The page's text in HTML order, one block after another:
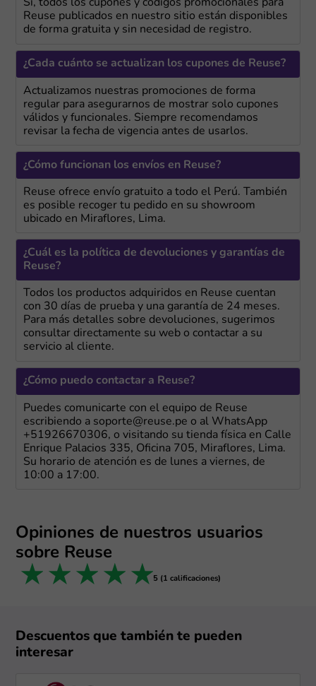
Sí, todos los cupones y códigos promocionales para
Reuse publicados en nuestro sitio están disponibles
de forma gratuita y sin necesidad de registro.
¿Cada cuánto se actualizan los cupones de Reuse?
Actualizamos nuestras promociones de forma
regular para asegurarnos de mostrar solo cupones
válidos y funcionales. Siempre recomendamos
revisar la fecha de vigencia antes de usarlos.
¿Cómo funcionan los envíos en Reuse?
Reuse ofrece envío gratuito a todo el Perú. También
es posible recoger tu pedido en su showroom
ubicado en Miraflores, Lima.
¿Cuál es la política de devoluciones y garantías de
Reuse?
Todos los productos adquiridos en Reuse cuentan
con 30 días de prueba y una garantía de 24 meses.
Para más detalles sobre devoluciones, sugerimos
consultar directamente su web o contactar a su
servicio al cliente.
¿Cómo puedo contactar a Reuse?
Puedes comunicarte con el equipo de Reuse
escribiendo a soporte@reuse.pe o al WhatsApp
+51926670306, o visitando su tienda física en Calle
Enrique Palacios 335, Oficina 705, Miraflores, Lima.
Su horario de atención es de lunes a viernes, de
10:00 a 17:00.
Opiniones de nuestros usuarios
sobre Reuse
5 stars
4 stars
3 stars
2 stars
1 star 5 (1 calificaciones)
Descuentos que también te pueden
interesar